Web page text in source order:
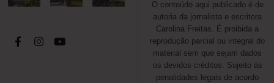
O conteúdo aqui publicado é de
autoria da jornalista e escritora
Carolina Freitas. É proibida a
reprodução parcial ou integral do
material sem que sejam dados
os devidos créditos. Sujeito às
penalidades legais de acordo